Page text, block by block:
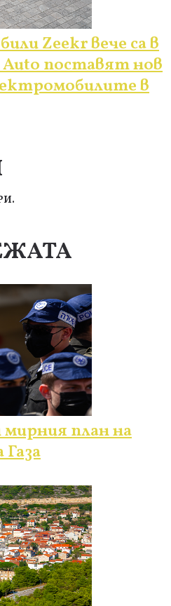
Zeekr вече са в
Auto поставят нов
в
план на